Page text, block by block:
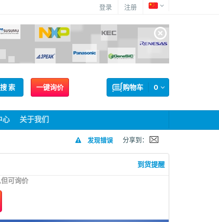
登录 注册
一键询价 0
购物车
搜 索
心 关于我们
发现错误 分享到：
到货提醒
可询价